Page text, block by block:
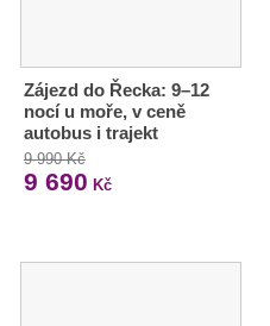
Zájezd do Řecka: 9–12
nocí u moře, v ceně
autobus i trajekt
9 990 Kč
9 690 Kč